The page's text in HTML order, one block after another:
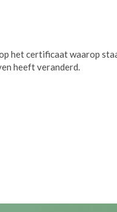
het certificaat waarop
heeft veranderd.